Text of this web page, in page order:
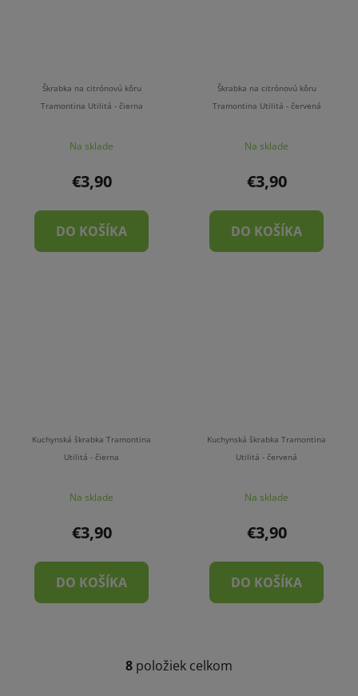
Škrabka na citrónovú kôru
Tramontina Utilitá - čierna
Na sklade
€3,90
DO KOŠÍKA
Škrabka na citrónovú kôru
Tramontina Utilitá - červená
Na sklade
€3,90
DO KOŠÍKA
Kuchynská škrabka Tramontina
Utilitá - čierna
Na sklade
€3,90
DO KOŠÍKA
Kuchynská škrabka Tramontina
Utilitá - červená
Na sklade
€3,90
DO KOŠÍKA
O
8 položiek celkom